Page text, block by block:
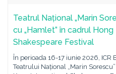
Teatrul Național „Marin
cu „Hamlet” în cadrul
Shakespeare Festival
În perioada 16-17 iunie 2026,
Teatrului Național „Marin